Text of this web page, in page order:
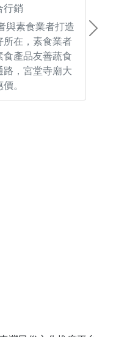
行銷
與素食業者打造
所在，素食業者
產品友善蔬食
，宮堂寺廟大
。
Next